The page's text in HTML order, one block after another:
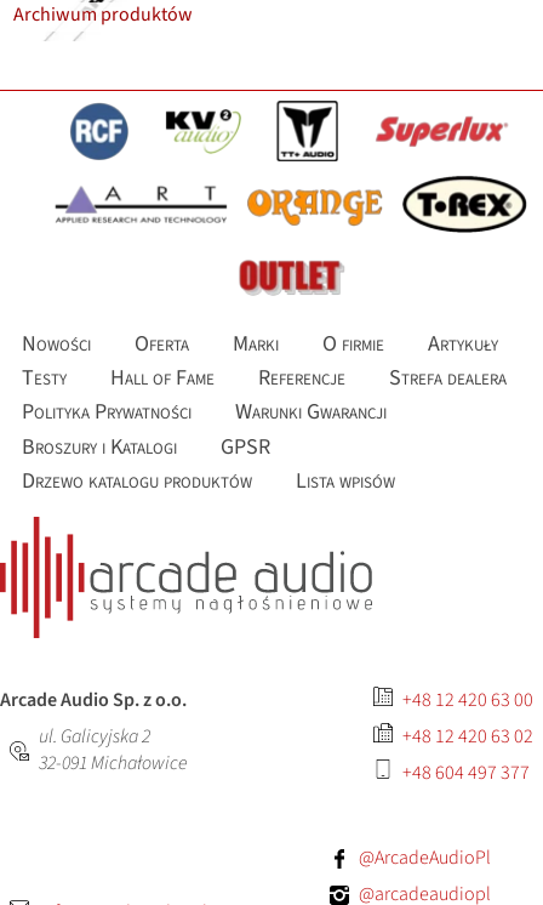
Archiwum produktów
Nowości Oferta Marki O firmie
Artykuły
Testy
Hall of Fame Referencje
Strefa dealera
Polityka Prywatności
Warunki Gwarancji
Broszury i Katalogi
GPSR
Drzewo katalogu produktów
Lista wpisów
Arcade Audio Sp. z o.o.
ul. Galicyjska 2
32-091Michałowice
+48 12 420 63 00
+48 12 420 63 02
+48 604 497 377
@ArcadeAudioPl
@arcadeaudiopl